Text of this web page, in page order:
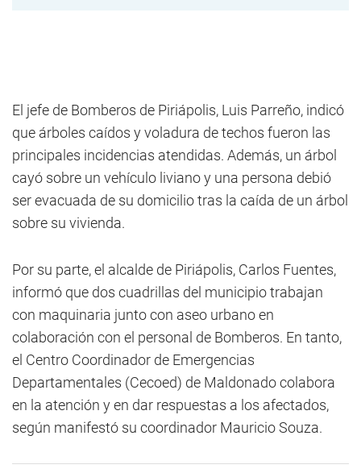
El jefe de Bomberos de Piriápolis, Luis Parreño, indicó
que árboles caídos y voladura de techos fueron las
principales incidencias atendidas. Además, un árbol
cayó sobre un vehículo liviano y una persona debió
ser evacuada de su domicilio tras la caída de un árbol
sobre su vivienda.
Por su parte, el alcalde de Piriápolis, Carlos Fuentes,
informó que dos cuadrillas del municipio trabajan
con maquinaria junto con aseo urbano en
colaboración con el personal de Bomberos. En tanto,
el Centro Coordinador de Emergencias
Departamentales (Cecoed) de Maldonado colabora
en la atención y en dar respuestas a los afectados,
según manifestó su coordinador Mauricio Souza.